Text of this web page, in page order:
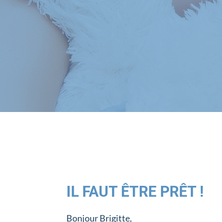
IL FAUT ÊTRE PRÊT !
Bonjour Brigitte,